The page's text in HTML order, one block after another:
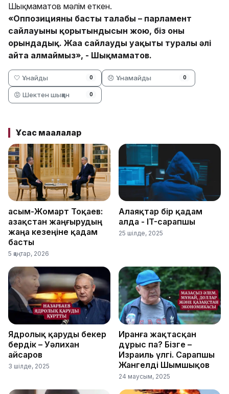
Шықмаматов мәлім еткен.
«Оппозицияның басты талабы – парламент
сайлауының қорытындысын жою, біз оны
орындадық. Жаңа сайлаудың уақыты туралы әлі
айта алмаймыз», - Шықмаматов.
🤍 Ұнайды 0 😞 Ұнамайды 0
😡 Шектен шыққан 0
Ұқсас мақалалар
Қасым-Жомарт Тоқаев:
Қазақстан жаңғырудың
жаңа кезеңіне қадам
басты
5 қаңтар, 2026
Алаяқтар бір қадам
алда - IT-сарапшы
25 шілде, 2025
Ядролық қаруды бекер
бердік – Уәлихан
Қайсаров
3 шілде, 2025
Иранға жақтасқан
дұрыс па? Бізге –
Израиль үлгі. Сарапшы
Жангелді Шымшықов
24 маусым, 2025